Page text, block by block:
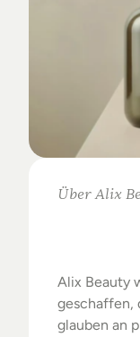
Über Alix
Alix Beauty
geschaffen,
glauben an